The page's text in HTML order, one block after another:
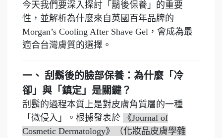
今天我們要深入探討「鬍後保養」的重要
性，並解析為什麼來自英國百年品牌的
Morgan’s Cooling After Shave Gel，會成為最
適合台灣膚質的選擇。
一、 刮鬍後的臉部保養：為什麼「冷
卻」與「鎮定」是關鍵？
刮鬍的過程本質上是對皮膚角質層的一種
「微侵入」。根據發表於
《Journal of
Cosmetic Dermatology》（化妝品皮膚學雜